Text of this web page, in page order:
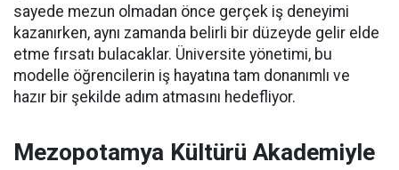
sayede mezun olmadan önce gerçek iş deneyimi
kazanırken, aynı zamanda belirli bir düzeyde gelir elde
etme fırsatı bulacaklar. Üniversite yönetimi, bu
modelle öğrencilerin iş hayatına tam donanımlı ve
hazır bir şekilde adım atmasını hedefliyor.
Mezopotamya Kültürü Akademiyle